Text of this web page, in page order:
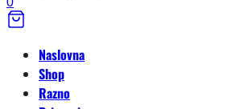
Naslovna
Shop
Razno